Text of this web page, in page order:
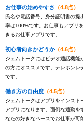
お仕事の始めやすさ （4.8点）
氏名や電話番号、身分証明書の
率は100%です。お仕事もアプリ
きるお仕事アプリです。
初心者向きかどうか（4.6点）
ジェムトークにはビデオ通話機
の方にオススメです。テレホンレ
です。
働き方の自由度 （4.5点）
ジェムトークはアプリをインス
アプリになります。面倒な通勤
なたの好きなペースでお仕事が可